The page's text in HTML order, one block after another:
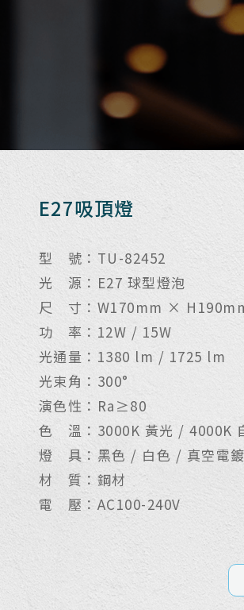
E27吸頂燈
型 號：TU-82452
光 源：E27 球型燈泡
尺 寸：W170mm ×
功 率：12W / 15W
光通量：1380 lm / 1725 lm
光束角：300°
演色性：Ra≥80
色 溫：3000K 黃光 / 4000K
燈 具：黑色 / 白色 / 真空電
材 質：鋼材
電 壓：AC100-240V